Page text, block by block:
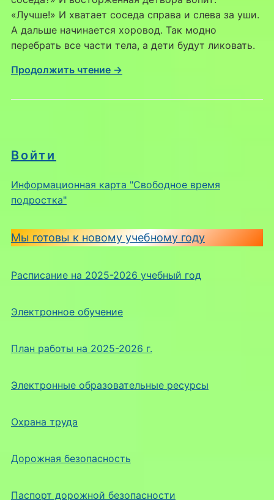
Войти
Информационная карта "Свободное время
подростка"
Мы готовы к новому учебному году
Расписание на 2025-2026 учебный год
Электронное обучение
План работы на 2025-2026 г.
Электронные образовательные ресурсы
Охрана труда
Дорожная безопасность
Паспорт дорожной безопасности
«Лучше!» И хватает соседа справа и слева за уши.
А дальше начинается хоровод. Так модно
перебрать все части тела, а дети будут ликовать.
Продолжить чтение →